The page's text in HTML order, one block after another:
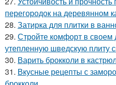
перегородок на деревянном
28. Затирка для плитки в
29. Стройте комфорт в своем
утепленную шведскую плиту
30. Варить брокколи в
31. Вкусные рецепты с